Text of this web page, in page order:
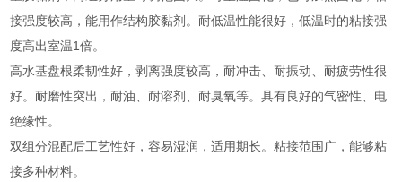
接强度较高，能用作结构胶黏剂。耐低温性能很好，低温时的粘接强
度高出室温1倍。
高水基盘根柔韧性好，剥离强度较高，耐冲击、耐振动、耐疲劳性很
好。耐磨性突出，耐油、耐溶剂、耐臭氧等。具有良好的气密性、电
绝缘性。
双组分混配后工艺性好，容易湿润，适用期长。粘接范围广，能够粘
接多种材料。